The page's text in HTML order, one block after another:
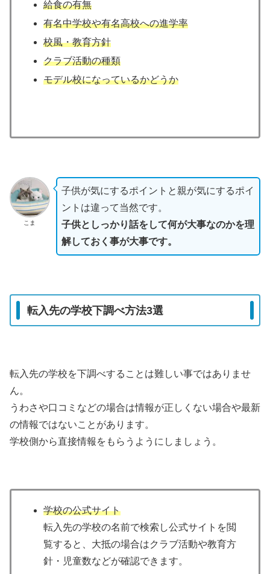
給食の有無
有名中学校や有名高校への進学率
校風・教育方針
クラブ活動の種類
モデル校になっているかどうか
こま
子供が気にするポイントと親が気にするポイ
ントは違って当然です。
子供としっかり話をして何が大事なのかを理
解しておく事が大事です。
転入先の学校下調べ方法3選
転入先の学校を下調べすることは難しい事ではありませ
ん。
うわさや口コミなどの場合は情報が正しくない場合や最新
の情報ではないことがあります。
学校側から直接情報をもらうようにしましょう。
学校の公式サイト
転入先の学校の名前で検索し公式サイトを閲
覧すると、大抵の場合はクラブ活動や教育方
針・児童数などが確認できます。